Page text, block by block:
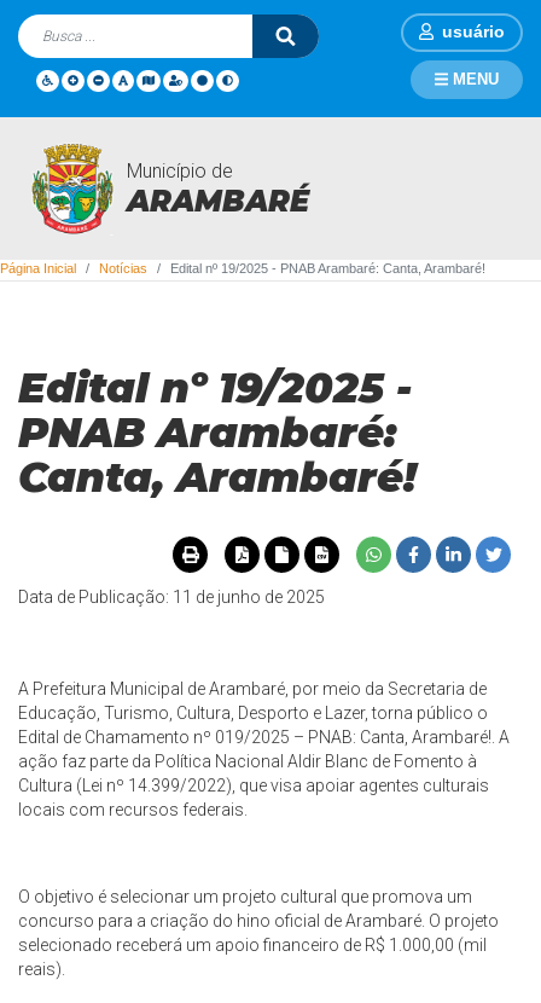
usuário
Município de
ARAMBARÉ
MENU
Notícias
Página Inicial Notícias Edital nº 19/2025 - PNAB Arambaré: Canta, Arambaré!
Edital nº 19/2025 -
PNAB Arambaré:
Canta, Arambaré!
Data de Publicação: 11 de junho de 2025
A Prefeitura Municipal de Arambaré, por meio da Secretaria de
Educação, Turismo, Cultura, Desporto e Lazer, torna público o
Edital de Chamamento nº 019/2025 – PNAB: Canta, Arambaré!. A
ação faz parte da Política Nacional Aldir Blanc de Fomento à
Cultura (Lei nº 14.399/2022), que visa apoiar agentes culturais
locais com recursos federais.
O objetivo é selecionar um projeto cultural que promova um
concurso para a criação do hino oficial de Arambaré. O projeto
selecionado receberá um apoio financeiro de R$ 1.000,00 (mil
reais).